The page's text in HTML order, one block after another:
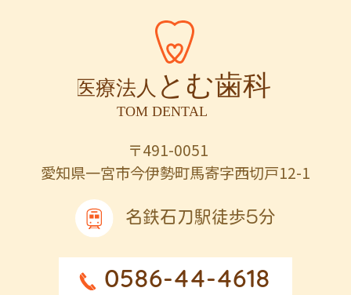
〒491-0051
愛知県一宮市今伊勢町馬寄字西切戸12-1
名鉄石刀駅徒歩5分
0586-44-4618